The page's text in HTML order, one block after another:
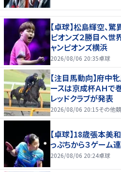
【卓球】松島輝空、
ピオンズ２勝目へ世
ャンピオンズ横浜
2026/08/06 20:35卓球
【注目馬動向】府中
ースは京成杯ＡＨ
レッドクラブが発表
2026/08/06 20:15その他
【卓球】18歳張本美
っぷちから３ゲー
2026/08/06 20:24卓球